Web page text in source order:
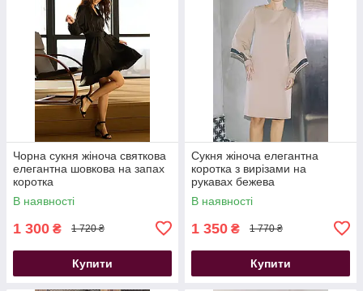
Чорна сукня жіноча святкова
елегантна шовкова на запах
коротка
В наявності
1 300 ₴ 1 720 ₴
Купити
Сукня жіноча елегантна
коротка з вирізами на
рукавах бежева
В наявності
1 350 ₴ 1 770 ₴
Купити